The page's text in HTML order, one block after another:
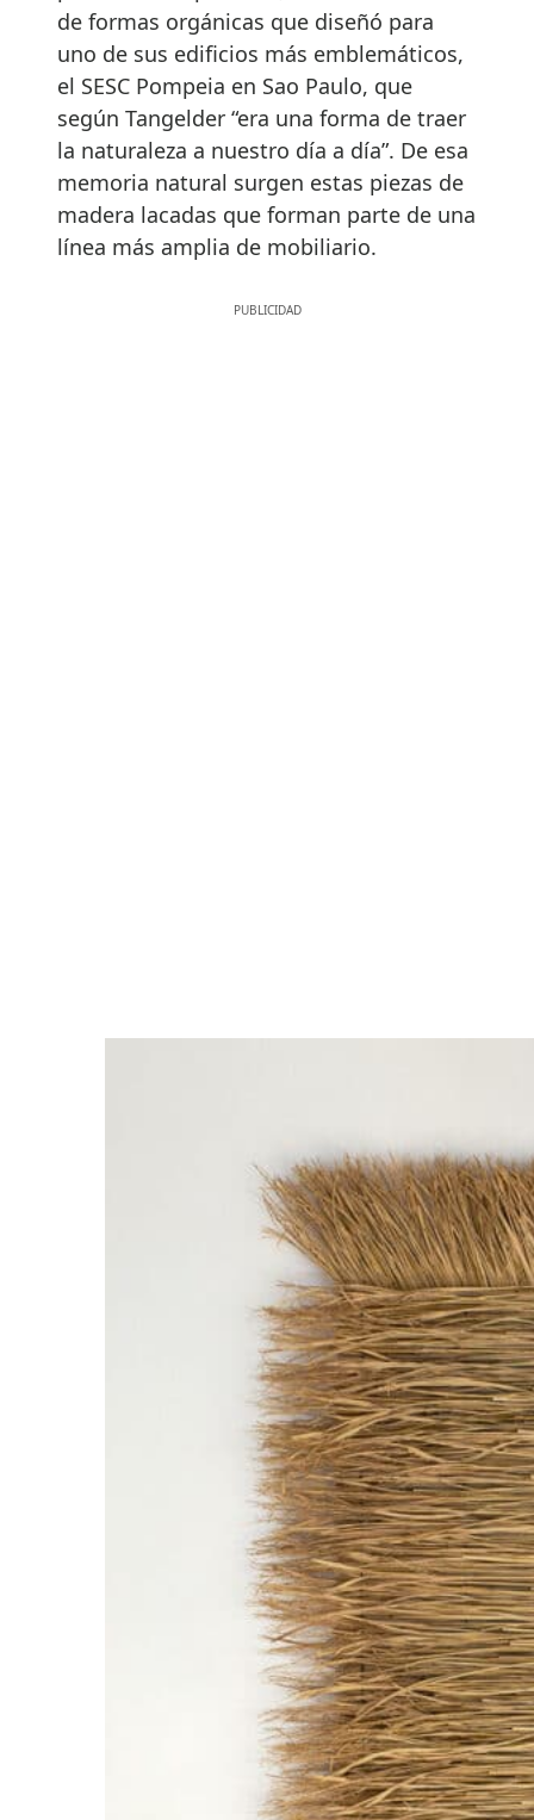
de formas orgánicas que diseñó para
uno de sus edificios más emblemáticos,
el SESC Pompeia en Sao Paulo, que
según Tangelder “era una forma de traer
la naturaleza a nuestro día a día”. De esa
memoria natural surgen estas piezas de
madera lacadas que forman parte de una
línea más amplia de mobiliario.